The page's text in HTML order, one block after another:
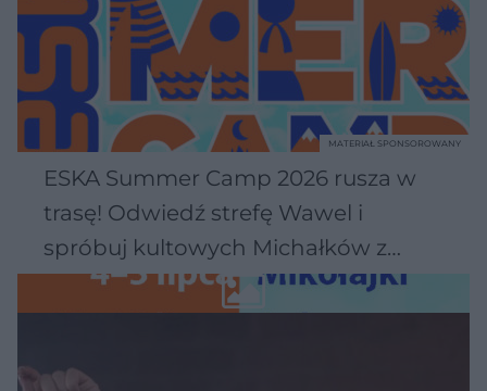
ESKA Summer Camp 2026 rusza w
trasę! Odwiedź strefę Wawel i
spróbuj kultowych Michałków z
Wawelu
MATERIAŁ SPONSOROWANY